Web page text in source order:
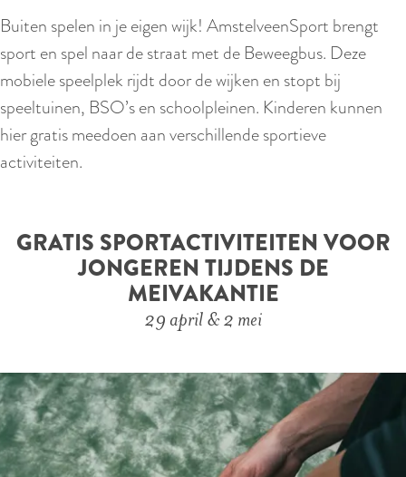
Buiten spelen in je eigen wijk! AmstelveenSport brengt
sport en spel naar de straat met de Beweegbus. Deze
mobiele speelplek rijdt door de wijken en stopt bij
speeltuinen, BSO’s en schoolpleinen. Kinderen kunnen
hier gratis meedoen aan verschillende sportieve
activiteiten.
GRATIS SPORTACTIVITEITEN VOOR
JONGEREN TIJDENS DE
MEIVAKANTIE
29 april & 2 mei